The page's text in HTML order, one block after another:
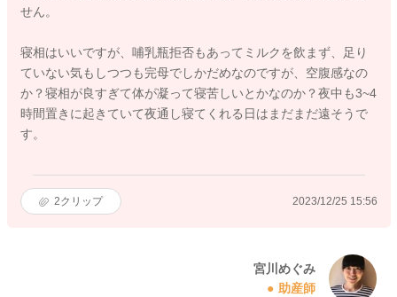
せん。
寝相はいいですが、哺乳瓶拒否もあってミルクを飲まず、足り
ていない気もしつつも完母でしかだめなのですが、空腹感なの
か？寝相が良すぎて体が凝って寝苦しいとかなのか？夜中も3~4
時間置きに起きていて夜通し寝てくれる日はまだまだ遠そうで
す。
2クリップ 2023/12/25 15:56
宮川めぐみ
助産師